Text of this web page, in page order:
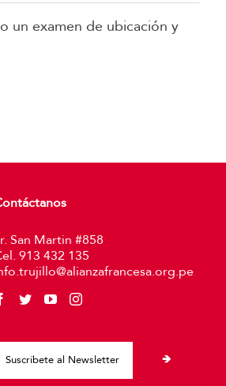
un examen de ubicación y
San Martin #858
913 432 135